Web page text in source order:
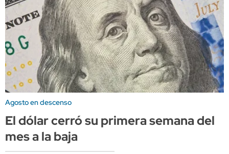
Agosto en descenso
El dólar cerró su primera semana del
mes a la baja